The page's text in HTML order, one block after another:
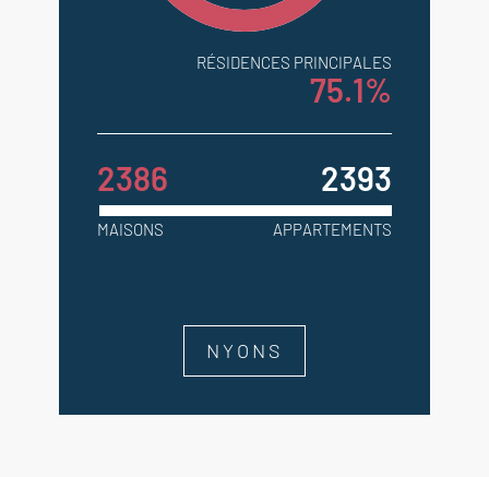
RÉSIDENCES PRINCIPALES
75.1%
2386 2393
MAISONS APPARTEMENTS
NYONS